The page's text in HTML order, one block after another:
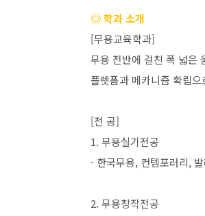
◎ 학과 소개
[무용교육학과]
무용 전반에 걸친 폭 넓은
플렛폼과 메카니즘 확립으
[전 공]
1. 무용실기전공
- 한국무용, 컨템포러리,
2. 무용창작전공